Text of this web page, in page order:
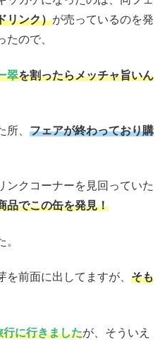
リンク）が売っているのを発
たので、
翠を割ったらメッチャ旨いん
、 フェアが終わっており購
ンクコーナーを見回っていた
品でこの缶を発見！
前面に出してますが、 そも
に行きましたが、そういえ